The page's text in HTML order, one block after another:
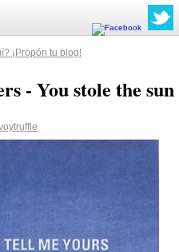
¡Propón tu blog!
- You stole the sun